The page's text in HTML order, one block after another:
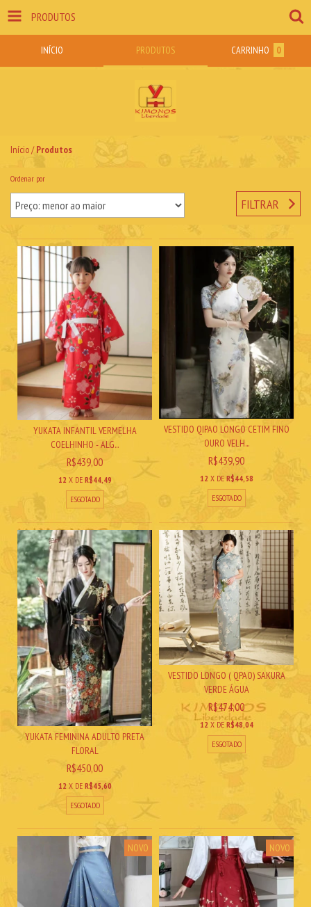
PRODUTOS
INÍCIO PRODUTOS CARRINHO 0
Início/ Produtos
Ordenar por
FILTRAR
YUKATA INFANTIL VERMELHA
COELHINHO - ALG...
R$439,00
12 X DE R$44,49
ESGOTADO
VESTIDO QIPAO LONGO CETIM FINO
OURO VELH...
R$439,90
12 X DE R$44,58
ESGOTADO
YUKATA FEMININA ADULTO PRETA
FLORAL
R$450,00
12 X DE R$45,60
ESGOTADO
VESTIDO LONGO ( QPAO) SAKURA
VERDE ÁGUA
R$474,00
12 X DE R$48,04
ESGOTADO
NOVO NOVO